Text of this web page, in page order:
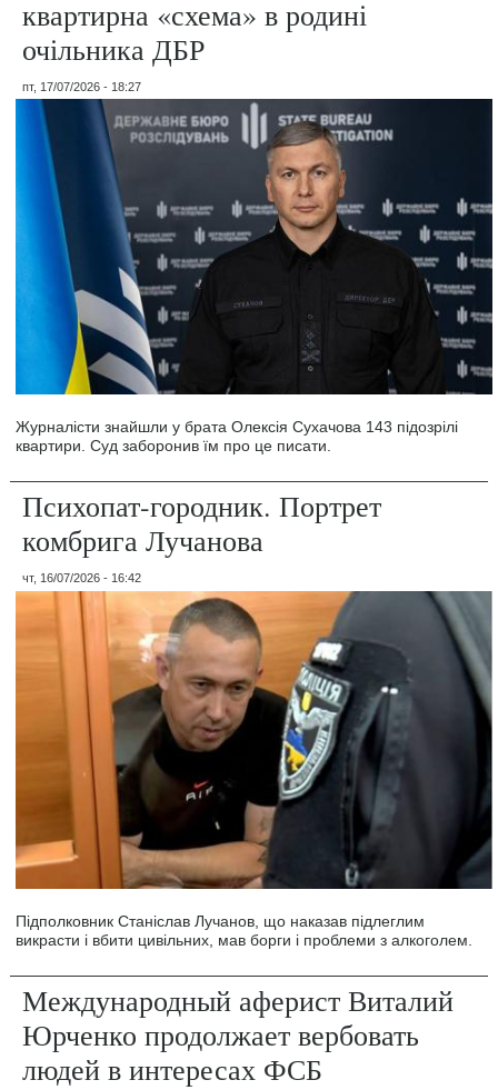
квартирна «схема» в родині
очільника ДБР
пт, 17/07/2026 - 18:27
Журналісти знайшли у брата Олексія Сухачова 143 підозрілі
квартири. Суд заборонив їм про це писати.
Психопат-городник. Портрет
комбрига Лучанова
чт, 16/07/2026 - 16:42
Підполковник Станіслав Лучанов, що наказав підлеглим
викрасти і вбити цивільних, мав борги і проблеми з алкоголем.
Международный аферист Виталий
Юрченко продолжает вербовать
людей в интересах ФСБ